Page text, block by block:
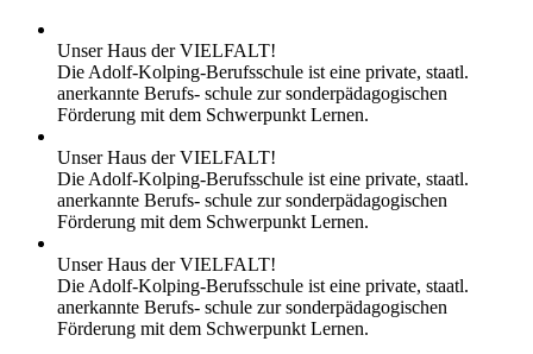
Unser Haus der VIELFALT!
Die Adolf-Kolping-Berufsschule ist eine private, staatl.
anerkannte Berufs- schule zur sonderpädagogischen
Förderung mit dem Schwerpunkt Lernen.
Unser Haus der VIELFALT!
Die Adolf-Kolping-Berufsschule ist eine private, staatl.
anerkannte Berufs- schule zur sonderpädagogischen
Förderung mit dem Schwerpunkt Lernen.
Unser Haus der VIELFALT!
Die Adolf-Kolping-Berufsschule ist eine private, staatl.
anerkannte Berufs- schule zur sonderpädagogischen
Förderung mit dem Schwerpunkt Lernen.